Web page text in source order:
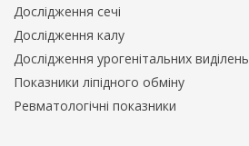
Дослідження сечі
Дослідження калу
Дослідження урогенітальних виділень
Показники ліпідного обміну
Ревматологічні показники